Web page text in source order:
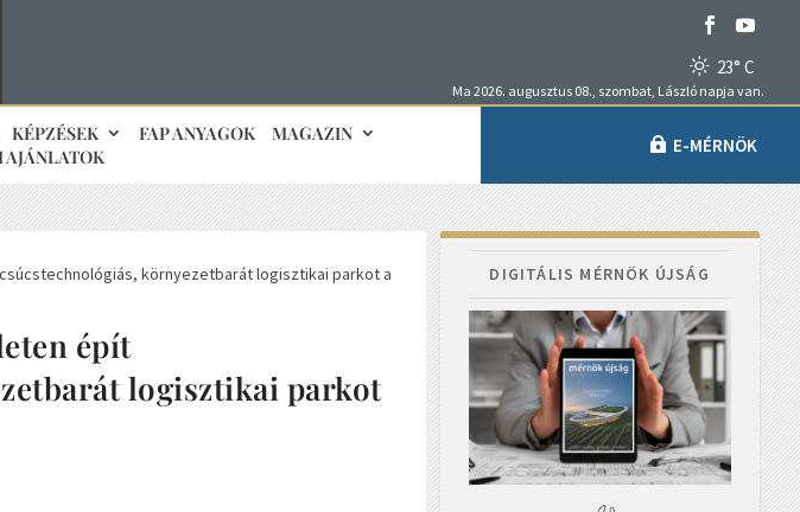
23° C
Ma 2026. augusztus 08., szombat, László napja van.
KÉPZÉSEK FAP ANYAGOK
MAGAZIN
AJÁNLATOK
E-MÉRNÖK
környezetbarát logisztikai parkot a
épít
logisztikai parkot
DIGITÁLIS MÉRNÖK ÚJSÁG